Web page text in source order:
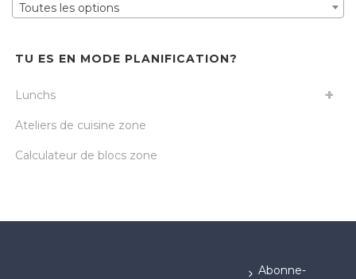
Toutes les options
TU ES EN MODE PLANIFICATION?
Lunchs
Ateliers de cuisine zone
Calculateur de blocs zone
Abonne-